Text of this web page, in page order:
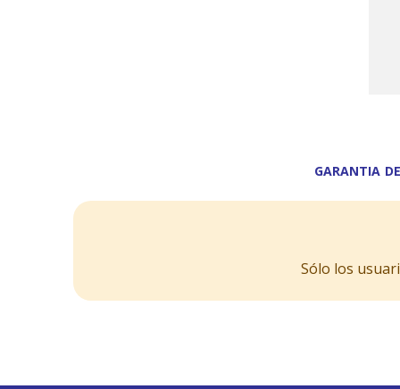
GARANTIA
Sólo los